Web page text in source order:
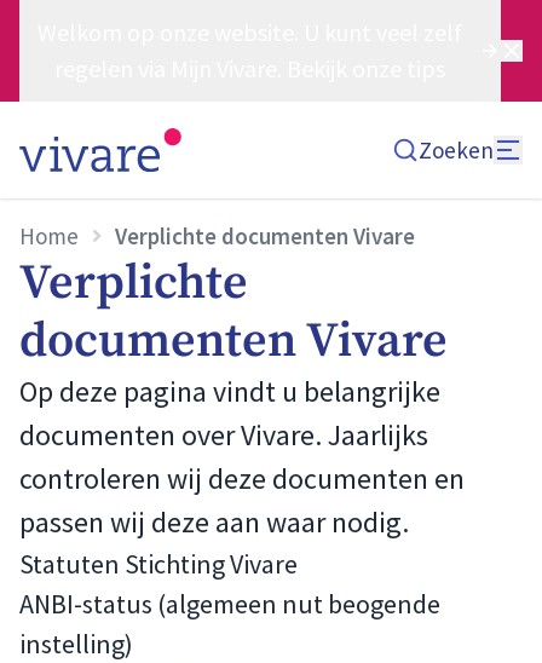
Zoeken
Home Verplichte documenten Vivare
Verplichte
documenten Vivare
Op deze pagina vindt u belangrijke
documenten over Vivare. Jaarlijks
controleren wij deze documenten en
passen wij deze aan waar nodig.
Statuten Stichting Vivare
ANBI-status (algemeen nut beogende
instelling)